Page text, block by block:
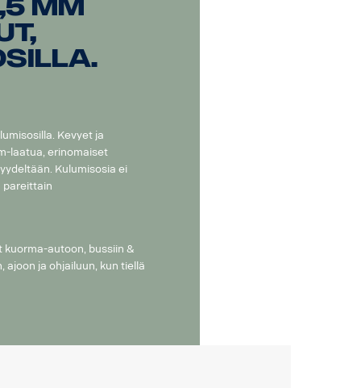
mm
Kevyet ja
laatua, erinomaiset
Kulumisosia ei
pareittain
autoon, bussiin &
ajoon ja ohjailuun, kun tiellä